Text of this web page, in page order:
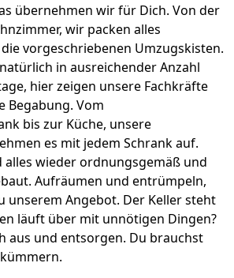
übernehmen wir für Dich. Von der
wir packen alles
vorgeschriebenen Umzugskisten.
in ausreichender Anzahl
hier zeigen unsere Fachkräfte
Begabung. Vom
bis zur Küche, unsere
es mit jedem Schrank auf.
wieder ordnungsgemäß und
Aufräumen und entrümpeln,
unserem Angebot. Der Keller steht
läuft über mit unnötigen Dingen?
aus und entsorgen. Du brauchst